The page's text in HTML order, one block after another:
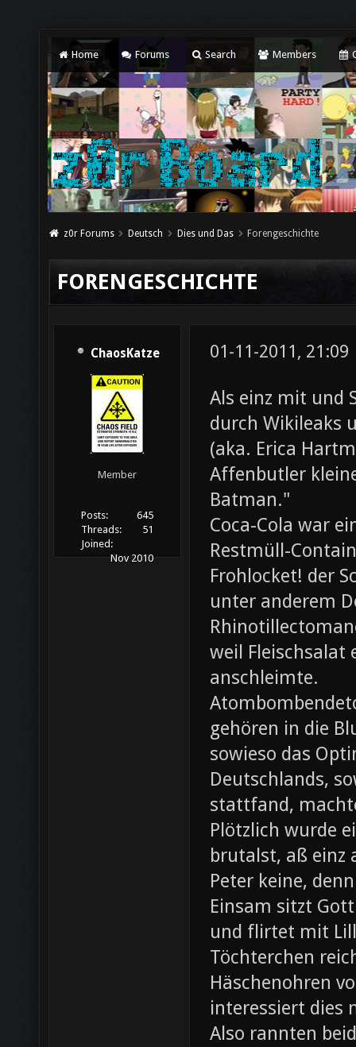
Home Forums Search Members
z0r Forums Deutsch Dies und Das Forengeschichte
FORENGESCHICHTE
ChaosKatze
Member
Posts:
645
Threads:
51
Joined:
Nov 2010
01-11-2011, 21:09
Als einz mit und
durch Wikileaks
(aka. Erica
Affenbutler
Batman."
Coca-Cola war
Restmüll-
Frohlocket! der
unter anderem
weil Fleischsalat
anschleimte.
gehören in die
sowieso das
Deutschlands,
stattfand,
Plötzlich wurde
brutalst, aß einz
Peter keine,
Einsam sitzt
und flirtet mit
Töchterchen
Häschenohren
interessiert dies
Also rannten